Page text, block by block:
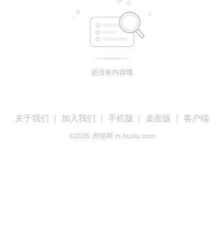
还没有内容哦
关于我们 加入我们 手机版 桌面版 客户端
©2026 虎嗅网 m.huxiu.com